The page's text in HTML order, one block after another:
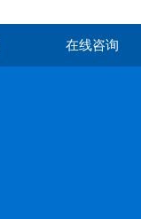
在线咨询